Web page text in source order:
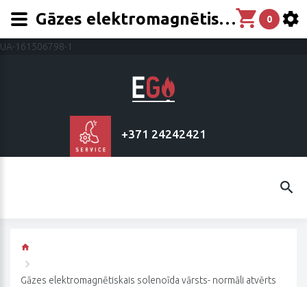
UA-161506798-1
+371 24242421
0
Gāzes elektromagnētiskais solenoīda vārsts- normāli atvērts
Gāzes elektromagnētiskais solenoīda vārsts- normāli atvērts <550 mbar 1 1/2"